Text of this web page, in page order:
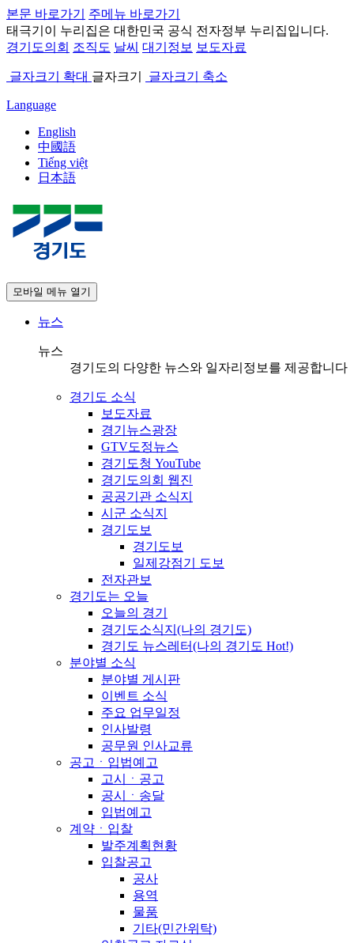
본문 바로가기
주메뉴 바로가기
태극기 이 누리집은 대한민국 공식 전자정부 누리집입니다.
경기도의회 조직도 날씨 대기정보 보도자료
글자크기 확대 글자크기 글자크기 축소
Language
English
中國語
Tiếng việt
日本語
모바일 메뉴 열기
뉴스
뉴스
경기도의 다양한 뉴스와 일자리정보를 제공합니다
경기도 소식
보도자료
경기뉴스광장
GTV도정뉴스
경기도청 YouTube
경기도의회 웹진
공공기관 소식지
시군 소식지
경기도보
경기도보
일제강점기 도보
전자관보
경기도는 오늘
오늘의 경기
경기도소식지(나의 경기도)
경기도 뉴스레터(나의 경기도 Hot!)
분야별 소식
분야별 게시판
이벤트 소식
주요 업무일정
인사발령
공무원 인사교류
공고ㆍ입법예고
고시ㆍ공고
공시ㆍ송달
입법예고
계약ㆍ입찰
발주계획현황
입찰공고
공사
용역
물품
기타(민간위탁)